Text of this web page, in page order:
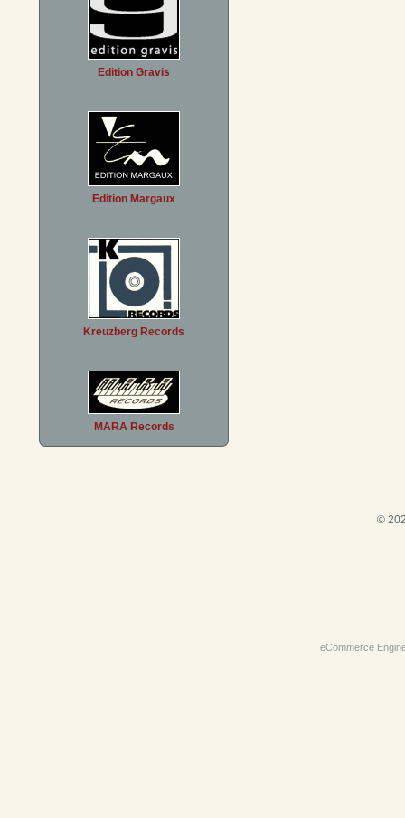
Edition Gravis
Edition Margaux
Kreuzberg Records
MARA Records
©
eCommerce